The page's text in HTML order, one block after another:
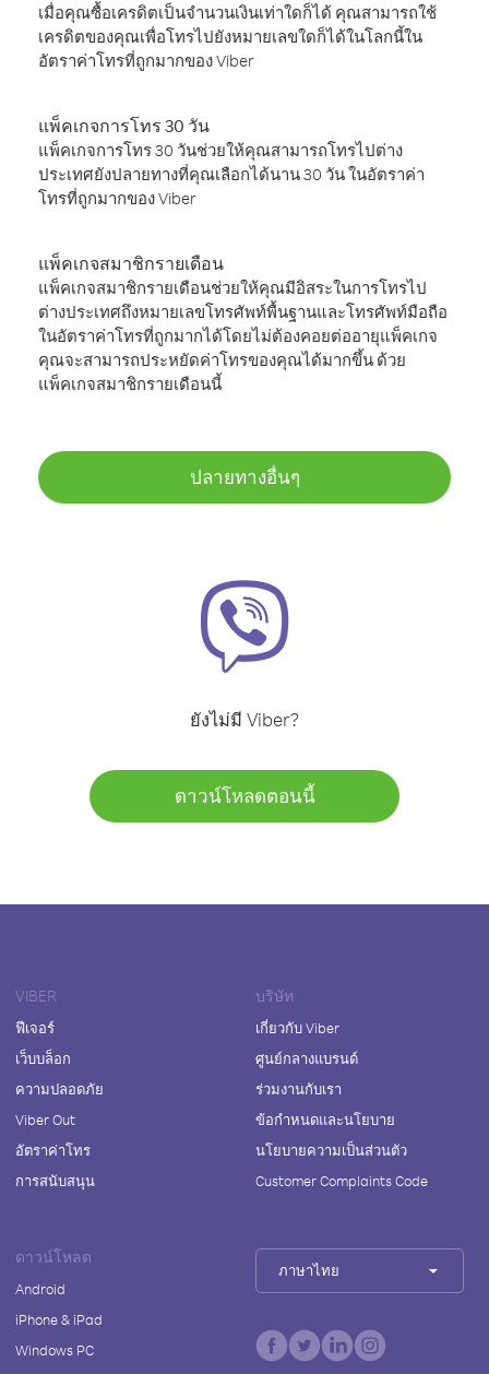
เมื่อคุณซื้อเครดิตเป็นจำนวนเงินเท่าใดก็ได้ คุณสามารถใช้
เครดิตของคุณเพื่อโทรไปยังหมายเลขใดก็ได้ในโลกนี้ใน
อัตราค่าโทรที่ถูกมากของ Viber
แพ็คเกจการโทร 30 วัน
แพ็คเกจการโทร 30 วันช่วยให้คุณสามารถโทรไปต่าง
ประเทศยังปลายทางที่คุณเลือกได้นาน 30 วัน ในอัตราค่า
โทรที่ถูกมากของ Viber
แพ็คเกจสมาชิกรายเดือน
แพ็คเกจสมาชิกรายเดือนช่วยให้คุณมีอิสระในการโทรไป
ต่างประเทศถึงหมายเลขโทรศัพท์พื้นฐานและโทรศัพท์มือถือ
ในอัตราค่าโทรที่ถูกมากได้โดยไม่ต้องคอยต่ออายุแพ็คเกจ
คุณจะสามารถประหยัดค่าโทรของคุณได้มากขึ้น ด้วย
แพ็คเกจสมาชิกรายเดือนนี้
ปลายทางอื่นๆ
ยังไม่มี Viber?
ดาวน์โหลดตอนนี้
VIBER
ฟีเจอร์
เว็บบล็อก
ความปลอดภัย
Viber Out
อัตราค่าโทร
การสนับสนุน
บริษัท
เกี่ยวกับ Viber
ศูนย์กลางแบรนด์
ร่วมงานกับเรา
ข้อกำหนดและนโยบาย
นโยบายความเป็นส่วนตัว
Customer Complaints Code
ดาวน์โหลด
Android
iPhone & iPad
Windows PC
ภาษาไทย